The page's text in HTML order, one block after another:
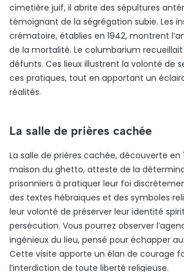
cimetière juif, il abrite des sépultures
témoignant de la ségrégation subie. Les
crématoire, établies en 1942, montrent
de la mortalité. Le columbarium recueillait
défunts. Ces lieux illustrent la volonté de
ces pratiques, tout en apportant un
réalités.
La salle de prières cachée
La salle de prières cachée, découverte en
maison du ghetto, atteste de la
prisonniers à pratiquer leur foi
des textes hébraïques et des symboles
leur volonté de préserver leur identité
persécution. Vous pourrez observer
ingénieux du lieu, pensé pour échapper
Cette visite apporte un élan de courage
l’interdiction de toute liberté religieuse.